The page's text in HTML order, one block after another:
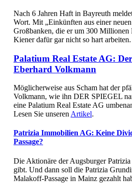
Nach 6 Jahren Haft in Bayreuth
Wort. Mit „Einkünften aus einer
Großbanken, die er um 300 Millionen
Kiener dafür gar nicht so hart
Palatium Real Estate AG:
Eberhard Volkmann
Möglicherweise aus Scham hat der
Volkmann, wie ihn DER SPIEGEL
eine Palatium Real Estate AG
Lesen Sie unseren Artikel.
Patrizia Immobilien AG: Keine
Passage?
Die Aktionäre der Augsburger
gibt. Und dann soll die Patrizia
Malakoff-Passage in Mainz gezahlt